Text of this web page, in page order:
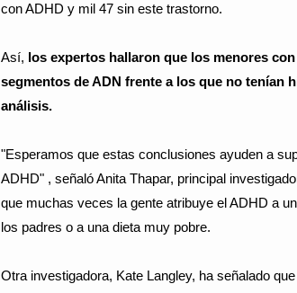
con ADHD y mil 47 sin este trastorno.
Así, los expertos hallaron que los menores
segmentos de ADN frente a los que no tenían
análisis.
"Esperamos que estas conclusiones ayuden a
ADHD" , señaló Anita Thapar, principal
que muchas veces la gente atribuye el ADHD a
los padres o a una dieta muy pobre.
Otra investigadora, Kate Langley, ha señalado